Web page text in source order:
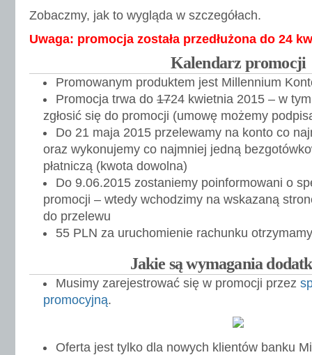
Zobaczmy, jak to wygląda w szczegółach.
Uwaga: promocja została przedłużona do 24
Kalendarz promocji
Promowanym produktem jest Millennium
Promocja trwa do 1724 kwietnia 2015 – w
zgłosić się do promocji (umowę możemy
Do 21 maja 2015 przelewamy na konto co
oraz wykonujemy co najmniej jedną
płatniczą (kwota dowolna)
Do 9.06.2015 zostaniemy poinformowani o
promocji – wtedy wchodzimy na wskazaną
do przelewu
55 PLN za uruchomienie rachunku
Jakie są wymagania
Musimy zarejestrować się w promocji przez
promocyjną.
Oferta jest tylko dla nowych klientów banku